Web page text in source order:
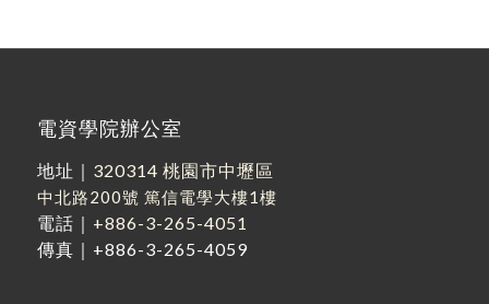
電資學院辦公室
地址｜ 320314 桃園市中壢區
中北路200號 篤信電學大樓1樓
電話｜ +886-3-265-4051
傳真｜+886-3-265-4059